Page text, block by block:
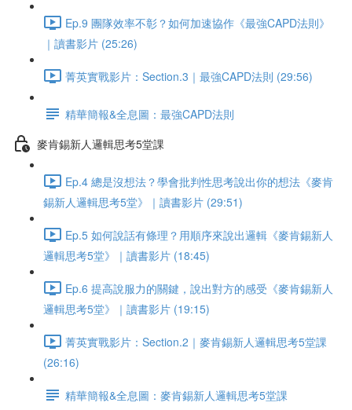
Ep.9 團隊效率不彰？如何加速協作《最強CAPD法則》
｜讀書影片 (25:26)
菁英實戰影片：Section.3｜最強CAPD法則 (29:56)
精華簡報&全息圖：最強CAPD法則
麥肯錫新人邏輯思考5堂課
Ep.4 總是沒想法？學會批判性思考說出你的想法《麥肯
錫新人邏輯思考5堂》｜讀書影片 (29:51)
Ep.5 如何說話有條理？用順序來說出邏輯《麥肯錫新人
邏輯思考5堂》｜讀書影片 (18:45)
Ep.6 提高說服力的關鍵，說出對方的感受《麥肯錫新人
邏輯思考5堂》｜讀書影片 (19:15)
菁英實戰影片：Section.2｜麥肯錫新人邏輯思考5堂課
(26:16)
精華簡報&全息圖：麥肯錫新人邏輯思考5堂課